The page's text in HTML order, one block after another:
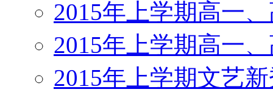
2015年上学期高一
2015年上学期高一
2015年上学期文艺